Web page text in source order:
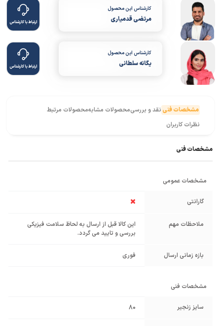
کارشناس این محصول
مرتضی قدمیاری ارتباط با کارشناس
کارشناس این محصول
یگانه سلطانی ارتباط با کارشناس
مشخصات فنی نقد و بررسیمحصولات مشابهمحصولات مرتبط
نظرات کاربران
مشخصات فنی
مشخصات عمومی
گارانتی
ملاحظات مهم
این کالا قبل از ارسال به لحاظ سلامت فیزیکی
بررسی و تایید می گردد.
بازه زمانی ارسال فوری
مشخصات فنی
سایز زنجیر 80